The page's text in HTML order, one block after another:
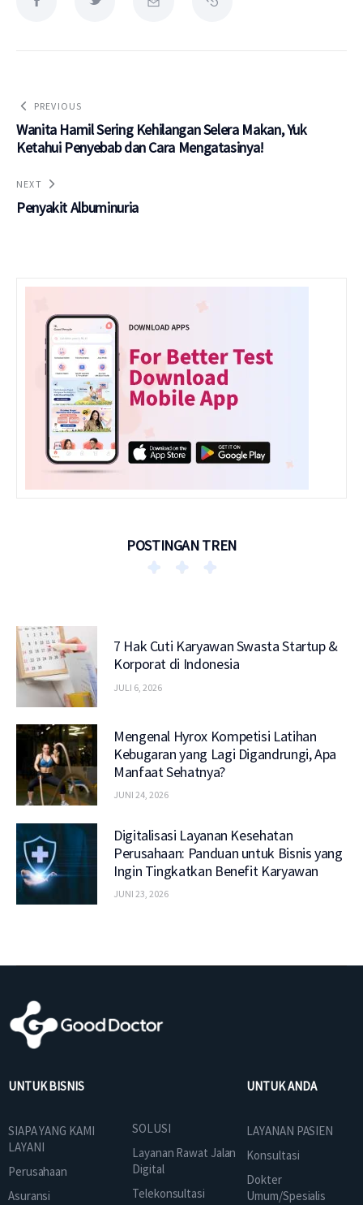
PREVIOUS
Wanita Hamil Sering Kehilangan Selera Makan, Yuk
Ketahui Penyebab dan Cara Mengatasinya!
NEXT
Penyakit Albuminuria
POSTINGAN TREN
7 Hak Cuti Karyawan Swasta Startup &
Korporat di Indonesia
JULI 6, 2026
Mengenal Hyrox Kompetisi Latihan
Kebugaran yang Lagi Digandrungi, Apa
Manfaat Sehatnya?
JUNI 24, 2026
Digitalisasi Layanan Kesehatan
Perusahaan: Panduan untuk Bisnis yang
Ingin Tingkatkan Benefit Karyawan
JUNI 23, 2026
UNTUK BISNIS
SIAPA YANG KAMI
LAYANI
Perusahaan
Asuransi
SOLUSI
Layanan Rawat Jalan
Digital
Telekonsultasi
UNTUK ANDA
LAYANAN PASIEN
Konsultasi
Dokter
Umum/Spesialis